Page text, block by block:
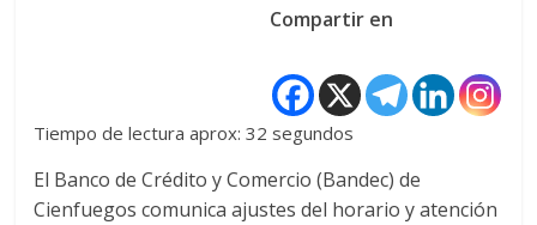
Compartir en
Tiempo de lectura aprox: 32 segundos
El Banco de Crédito y Comercio (Bandec) de
Cienfuegos comunica ajustes del horario y atención